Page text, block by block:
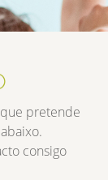
pretende
consigo